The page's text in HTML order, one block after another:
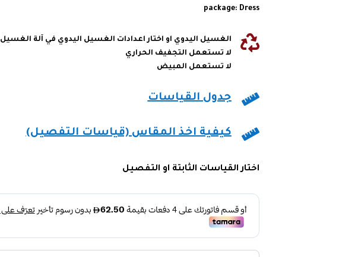
package: Dress

الغسيل اليدوي او اختار اعدادات الغسيل اليدوي في آلة الغسيل
لا تستعمل التجفيف الحراري
لا تستعمل المبيض
 جدول القياسات
 كيفية اخذ المقاس (قياسات التفصيل)
اختار القياسات الثابتة او التفصيل